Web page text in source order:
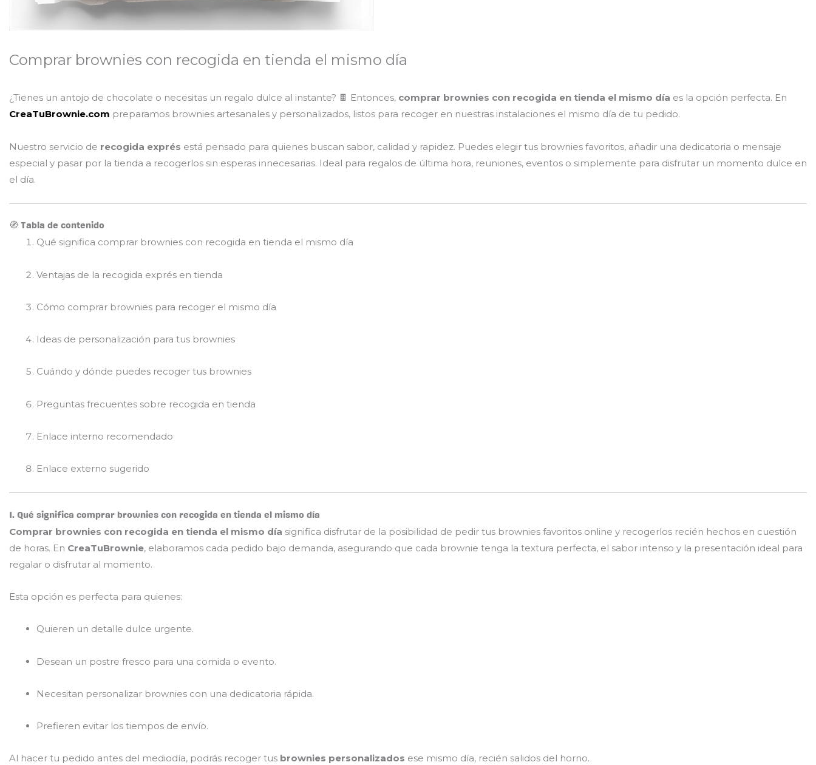
Comprar brownies con recogida en tienda el mismo día
¿Tienes un antojo de chocolate o necesitas un regalo dulce al instante? 🍫 Entonces, comprar brownies con recogida en tienda el mismo día es la opción perfecta. En
CreaTuBrownie.com preparamos brownies artesanales y personalizados, listos para recoger en nuestras instalaciones el mismo día de tu pedido.
Nuestro servicio de recogida exprés está pensado para quienes buscan sabor, calidad y rapidez. Puedes elegir tus brownies favoritos, añadir una dedicatoria o mensaje
especial y pasar por la tienda a recogerlos sin esperas innecesarias. Ideal para regalos de última hora, reuniones, eventos o simplemente para disfrutar un momento dulce en
el día.
🧭 Tabla de contenido
Qué significa comprar brownies con recogida en tienda el mismo día
Ventajas de la recogida exprés en tienda
Cómo comprar brownies para recoger el mismo día
Ideas de personalización para tus brownies
Cuándo y dónde puedes recoger tus brownies
Preguntas frecuentes sobre recogida en tienda
Enlace interno recomendado
Enlace externo sugerido
1. Qué significa comprar brownies con recogida en tienda el mismo día
Comprar brownies con recogida en tienda el mismo día significa disfrutar de la posibilidad de pedir tus brownies favoritos online y recogerlos recién hechos en cuestión
de horas. En CreaTuBrownie, elaboramos cada pedido bajo demanda, asegurando que cada brownie tenga la textura perfecta, el sabor intenso y la presentación ideal para
regalar o disfrutar al momento.
Esta opción es perfecta para quienes:
Quieren un detalle dulce urgente.
Desean un postre fresco para una comida o evento.
Necesitan personalizar brownies con una dedicatoria rápida.
Prefieren evitar los tiempos de envío.
Al hacer tu pedido antes del mediodía, podrás recoger tus brownies personalizados ese mismo día, recién salidos del horno.